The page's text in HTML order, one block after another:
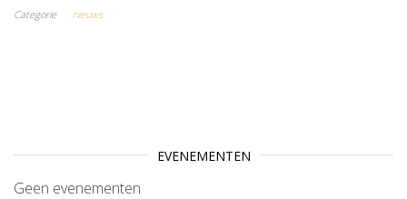
Categorie nieuws
EVENEMENTEN
Geen evenementen